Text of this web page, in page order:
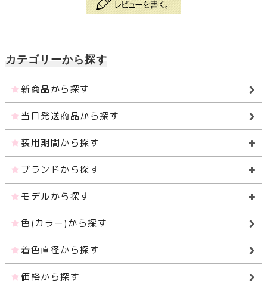
カテゴリーから探す
新商品から探す
当日発送商品から探す
装用期間から探す
ブランドから探す
モデルから探す
色(カラー)から探す
着色直径から探す
価格から探す